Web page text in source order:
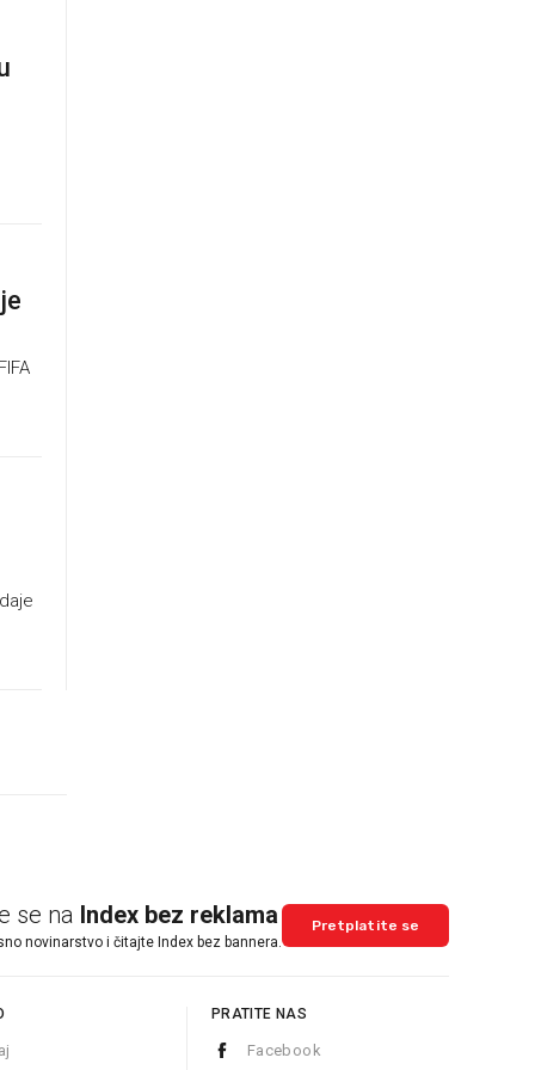
se na Index bez reklama
novinarstvo i čitajte Index bez bannera.
Pretplatite se
PRATITE NAS
Facebook